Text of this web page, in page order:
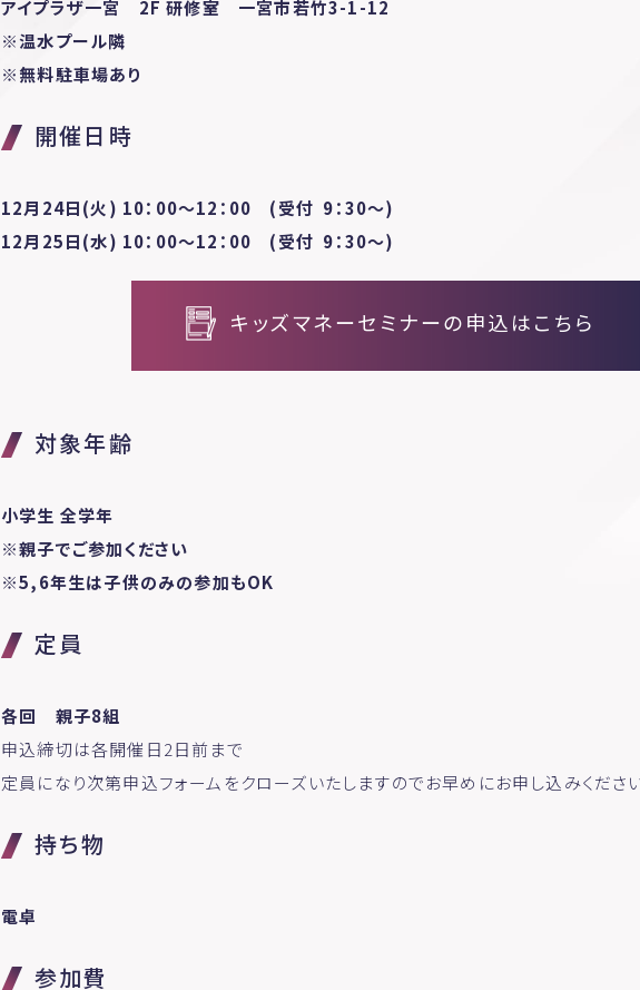
アイプラザ一宮 2F 研修室 一宮市若竹3-1-12
※温水プール隣
※無料駐車場あり
開催日時
12月24日(火) 10：00～12：00 (受付 9：30～)
12月25日(水) 10：00～12：00 (受付 9：30～)
キッズマネーセミナーの申込はこちら
対象年齢
小学生 全学年
※親子でご参加ください
※5,6年生は子供のみの参加もOK
定員
各回 親子8組
申込締切は各開催日2日前まで
定員になり次第申込フォームをクローズいたしますのでお早めにお申し込みくださ
持ち物
電卓
参加費